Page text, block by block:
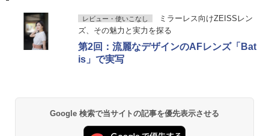
レビュー・使いこなし
ミラーレス向けZEISSレン
ズ、その魅力と実力を探る
第2回：流麗なデザインのAFレンズ「Bat
is」で実写
Google 検索で当サイトの記事を優先表示させる